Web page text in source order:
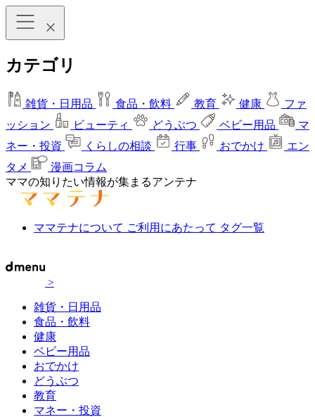
カテゴリ
雑貨・日用品 食品・飲料 教育 健康
ファ
ッション
ビューティ どうぶつ ベビー用品
マ
ネー・投資
くらしの相談 行事 おでかけ
エン
タメ
漫画コラム
ママの知りたい情報が集まるアンテナ
ママテナについて ご利用にあたって タグ一覧
>
雑貨・日用品
食品・飲料
健康
ベビー用品
おでかけ
どうぶつ
教育
マネー・投資